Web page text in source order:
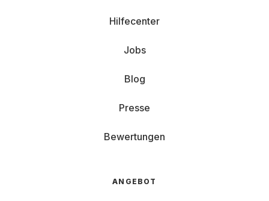
Hilfecenter
Jobs
Blog
Presse
Bewertungen
ANGEBOT